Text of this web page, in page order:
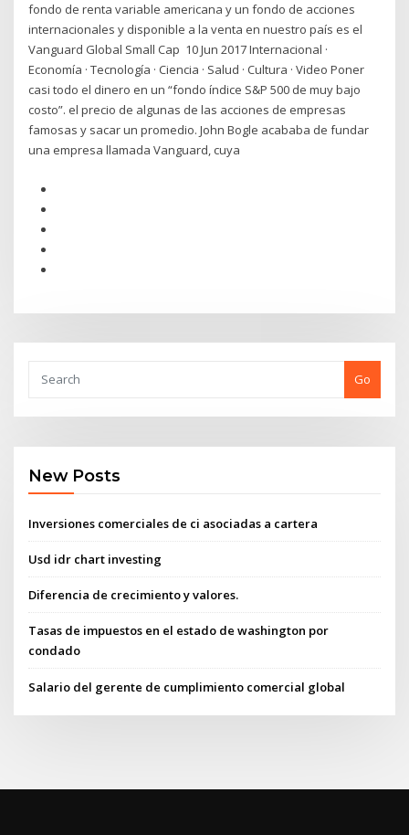
fondo de renta variable americana y un fondo de acciones
internacionales y disponible a la venta en nuestro país es el
Vanguard Global Small Cap 10 Jun 2017 Internacional ·
Economía · Tecnología · Ciencia · Salud · Cultura · Video Poner
casi todo el dinero en un “fondo índice S&P 500 de muy bajo
costo”. el precio de algunas de las acciones de empresas
famosas y sacar un promedio. John Bogle acababa de fundar
una empresa llamada Vanguard, cuya
Go
New Posts
Inversiones comerciales de ci asociadas a cartera
Usd idr chart investing
Diferencia de crecimiento y valores.
Tasas de impuestos en el estado de washington por
condado
Salario del gerente de cumplimiento comercial global